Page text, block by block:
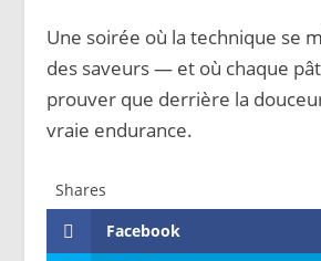
Une soirée où la technique se
des saveurs — et où chaque
prouver que derrière la
vraie endurance.
Shares
Facebook